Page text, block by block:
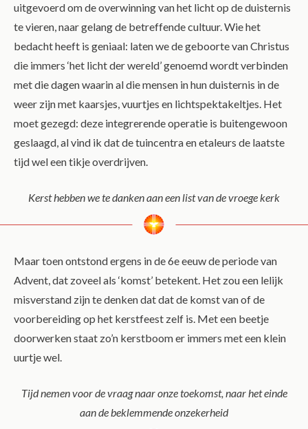
uitgevoerd om de overwinning van het licht op de duisternis
te vieren, naar gelang de betreffende cultuur. Wie het
bedacht heeft is geniaal: laten we de geboorte van Christus
die immers ‘het licht der wereld’ genoemd wordt verbinden
met die dagen waarin al die mensen in hun duisternis in de
weer zijn met kaarsjes, vuurtjes en lichtspektakeltjes. Het
moet gezegd: deze integrerende operatie is buitengewoon
geslaagd, al vind ik dat de tuincentra en etaleurs de laatste
tijd wel een tikje overdrijven.
Kerst hebben we te danken aan een list van de vroege kerk
Maar toen ontstond ergens in de 6e eeuw de periode van
Advent, dat zoveel als ‘komst’ betekent. Het zou een lelijk
misverstand zijn te denken dat dat de komst van of de
voorbereiding op het kerstfeest zelf is. Met een beetje
doorwerken staat zo’n kerstboom er immers met een klein
uurtje wel.
Tijd nemen voor de vraag naar onze toekomst, naar het einde
aan de beklemmende onzekerheid